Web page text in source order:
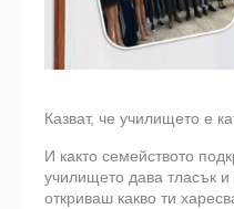
Казват, че училището е
И както семейството
училището дава тласък
откриваш какво ти